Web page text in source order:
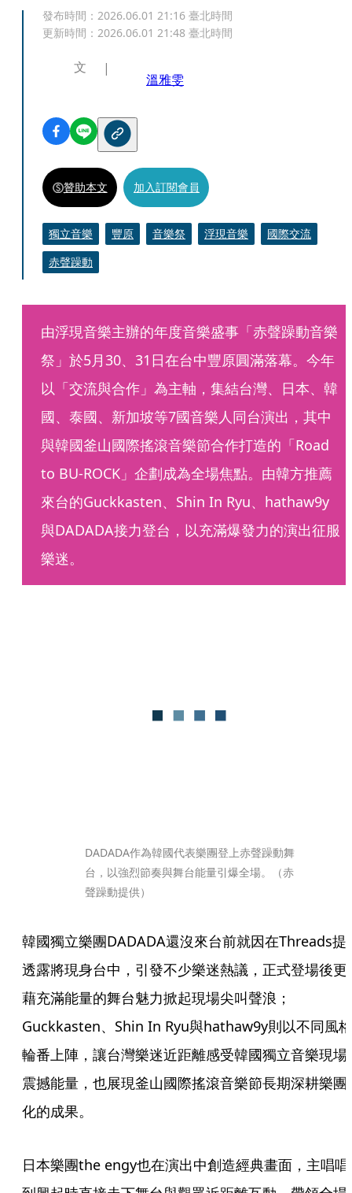
發布時間： 2026.06.01 21:16 臺北時間
更新時間： 2026.06.01 21:48 臺北時間
文
溫雅雯
贊助本文 加入訂閱會員
獨立音樂 豐原 音樂祭 浮現音樂
國際交流
赤聲躁動
由浮現音樂主辦的年度音樂盛事「赤聲躁動音樂
祭」於5月30、31日在台中豐原圓滿落幕。今年
以「交流與合作」為主軸，集結台灣、日本、韓
國、泰國、新加坡等7國音樂人同台演出，其中
與韓國釜山國際搖滾音樂節合作打造的「Road
to BU-ROCK」企劃成為全場焦點。由韓方推薦
來台的Guckkasten、Shin In Ryu、hathaw9y
與DADADA接力登台，以充滿爆發力的演出征服
樂迷。
DADADA作為韓國代表樂團登上赤聲躁動舞
台，以強烈節奏與舞台能量引爆全場。（赤
聲躁動提供）
韓國獨立樂團DADADA還沒來台前就因在Threads提
透露將現身台中，引發不少樂迷熱議，正式登場後更
藉充滿能量的舞台魅力掀起現場尖叫聲浪；
Guckkasten、Shin In Ryu與hathaw9y則以不同風格
輪番上陣，讓台灣樂迷近距離感受韓國獨立音樂現場
震撼能量，也展現釜山國際搖滾音樂節長期深耕樂團
化的成果。
日本樂團the engy也在演出中創造經典畫面，主唱唱